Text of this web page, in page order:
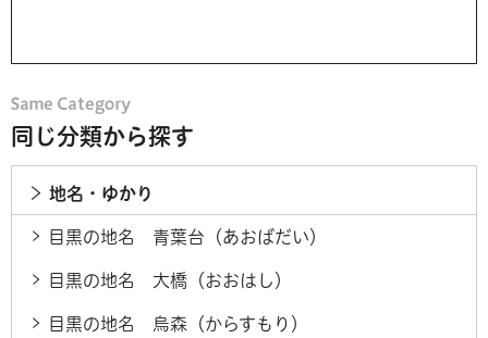
同じ分類から探す
地名・ゆかり
目黒の地名 青葉台（あおばだい）
目黒の地名 大橋（おおはし）
目黒の地名 烏森（からすもり）